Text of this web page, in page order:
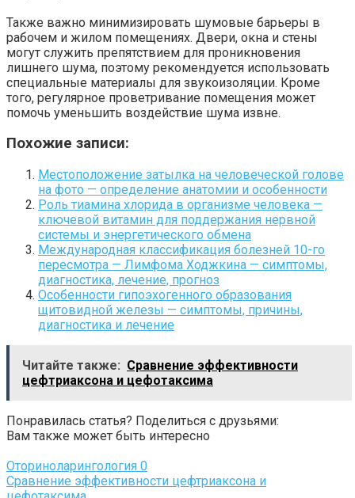
Также важно минимизировать шумовые барьеры в
рабочем и жилом помещениях. Двери, окна и стены
могут служить препятствием для проникновения
лишнего шума, поэтому рекомендуется использовать
специальные материалы для звукоизоляции. Кроме
того, регулярное проветривание помещения может
помочь уменьшить воздействие шума извне.
Похожие записи:
Местоположение затылка на человеческой голове
на фото — определение анатомии и особенности
Роль тиамина хлорида в организме человека —
ключевой витамин для поддержания нервной
системы и энергетического обмена
Международная классификация болезней 10-го
пересмотра — Лимфома Ходжкина — симптомы,
диагностика, лечение, прогноз
Особенности гипоэхогенного образования
щитовидной железы — симптомы, причины,
диагностика и лечение
Читайте также: Сравнение эффективности
цефтриаксона и цефотаксима
Понравилась статья? Поделиться с друзьями:
Вам также может быть интересно
Оториноларингология 0
Сравнение эффективности цефтриаксона и